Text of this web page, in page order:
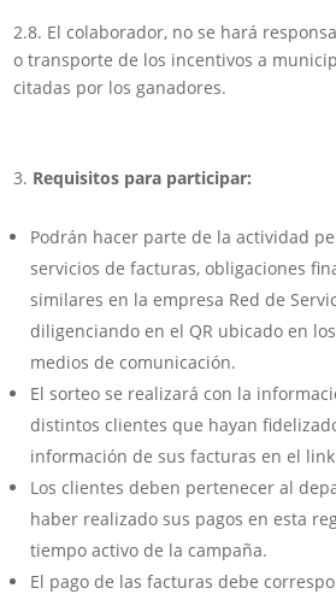
2.8. El colaborador, no se hará
o transporte de los incentivos a
citadas por los ganadores.
Requisitos para participar:
Podrán hacer parte de la actividad
servicios de facturas, obligaciones
similares en la empresa Red de
diligenciando en el QR ubicado en
medios de comunicación.
El sorteo se realizará con la
distintos clientes que hayan
información de sus facturas en el
Los clientes deben pertenecer al
haber realizado sus pagos en esta
tiempo activo de la campaña.
El pago de las facturas debe